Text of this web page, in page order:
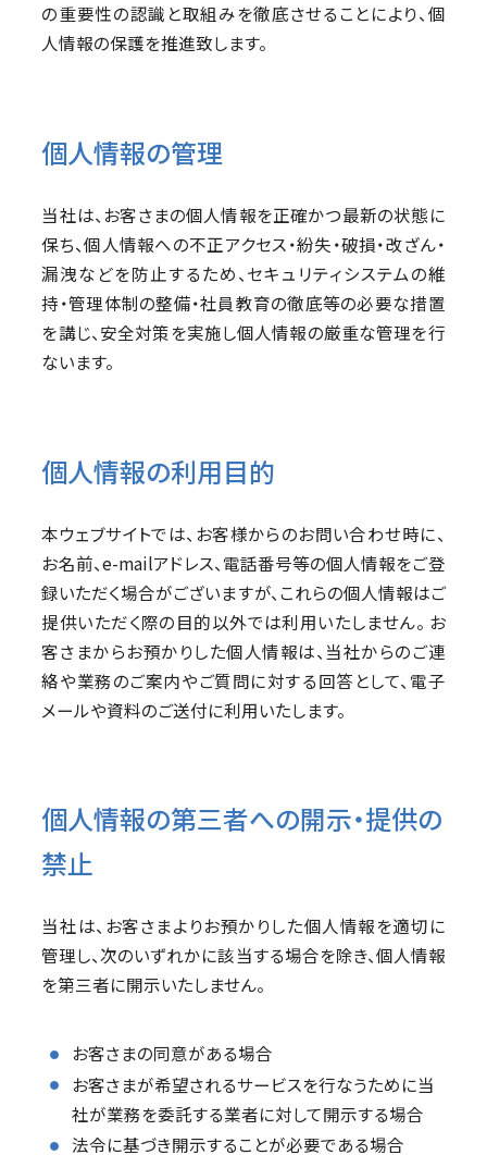
の重要性の認識と取組みを徹底させることにより、個
人情報の保護を推進致します。
個人情報の管理
当社は、お客さまの個人情報を正確かつ最新の状態に
保ち、個人情報への不正アクセス・紛失・破損・改ざん・
漏洩などを防止するため、セキュリティシステムの維
持・管理体制の整備・社員教育の徹底等の必要な措置
を講じ、安全対策を実施し個人情報の厳重な管理を行
ないます。
個人情報の利用目的
本ウェブサイトでは、お客様からのお問い合わせ時に、
お名前、e-mailアドレス、電話番号等の個人情報をご登
録いただく場合がございますが、これらの個人情報はご
提供いただく際の目的以外では利用いたしません。 お
客さまからお預かりした個人情報は、当社からのご連
絡や業務のご案内やご質問に対する回答として、電子
メールや資料のご送付に利用いたします。
個人情報の第三者への開示・提供の
禁止
当社は、お客さまよりお預かりした個人情報を適切に
管理し、次のいずれかに該当する場合を除き、個人情報
を第三者に開示いたしません。
お客さまの同意がある場合
お客さまが希望されるサービスを行なうために当
社が業務を委託する業者に対して開示する場合
法令に基づき開示することが必要である場合